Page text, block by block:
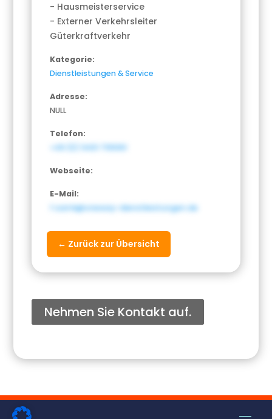
- Hausmeisterservice
- Externer Verkehrsleiter
Güterkraftverkehr
Kategorie:
Dienstleistungen & Service
Adresse:
NULL
Telefon:
+49 (0) 9431 7191061
Webseite:
E-Mail:
f.samli@oneway-dienstleistungen.de
← Zurück zur Übersicht
Nehmen Sie Kontakt auf.